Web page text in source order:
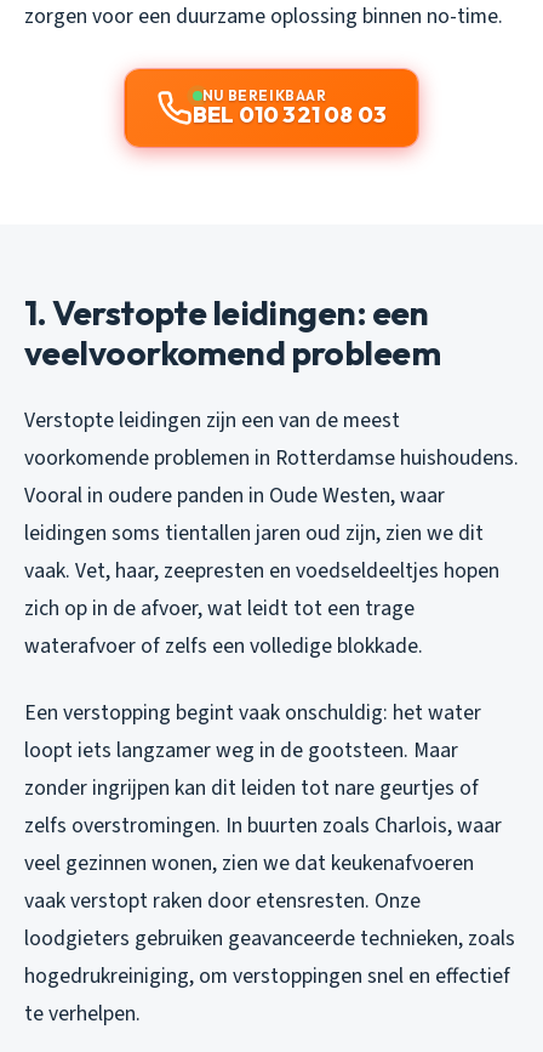
zorgen voor een duurzame oplossing binnen no-time.
NU BEREIKBAAR
BEL 010 321 08 03
1. Verstopte leidingen: een
veelvoorkomend probleem
Verstopte leidingen zijn een van de meest
voorkomende problemen in Rotterdamse huishoudens.
Vooral in oudere panden in Oude Westen, waar
leidingen soms tientallen jaren oud zijn, zien we dit
vaak. Vet, haar, zeepresten en voedseldeeltjes hopen
zich op in de afvoer, wat leidt tot een trage
waterafvoer of zelfs een volledige blokkade.
Een verstopping begint vaak onschuldig: het water
loopt iets langzamer weg in de gootsteen. Maar
zonder ingrijpen kan dit leiden tot nare geurtjes of
zelfs overstromingen. In buurten zoals Charlois, waar
veel gezinnen wonen, zien we dat keukenafvoeren
vaak verstopt raken door etensresten. Onze
loodgieters gebruiken geavanceerde technieken, zoals
hogedrukreiniging, om verstoppingen snel en effectief
te verhelpen.